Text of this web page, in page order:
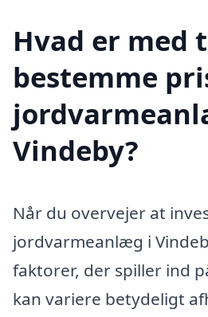
Hvad er med
bestemme
Vindeby?
Når du overvejer at
jordvarmeanlæg i
faktorer, der spiller ind
kan variere betydeligt